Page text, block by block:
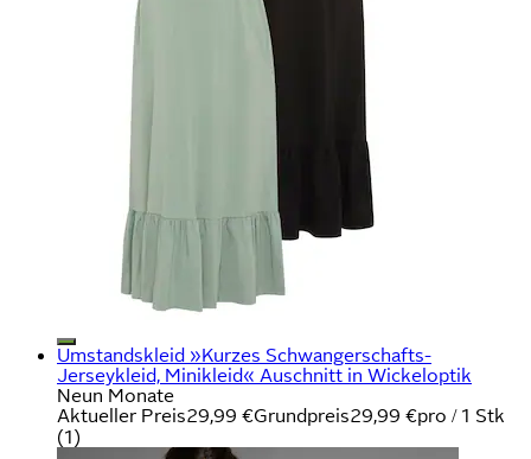
Umstandskleid »Kurzes Schwangerschafts-
Jerseykleid, Minikleid« Auschnitt in Wickeloptik
Neun Monate
Aktueller Preis29,99 €Grundpreis29,99 €pro / 1 Stk
(1)